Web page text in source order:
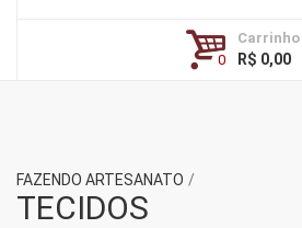
Carrinho
R$ 0,00
FAZENDO ARTESANATO
TECIDOS